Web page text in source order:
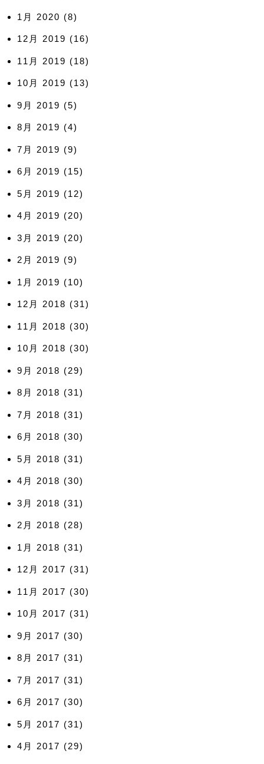
1月 2020 (8)
12月 2019 (16)
11月 2019 (18)
10月 2019 (13)
9月 2019 (5)
8月 2019 (4)
7月 2019 (9)
6月 2019 (15)
5月 2019 (12)
4月 2019 (20)
3月 2019 (20)
2月 2019 (9)
1月 2019 (10)
12月 2018 (31)
11月 2018 (30)
10月 2018 (30)
9月 2018 (29)
8月 2018 (31)
7月 2018 (31)
6月 2018 (30)
5月 2018 (31)
4月 2018 (30)
3月 2018 (31)
2月 2018 (28)
1月 2018 (31)
12月 2017 (31)
11月 2017 (30)
10月 2017 (31)
9月 2017 (30)
8月 2017 (31)
7月 2017 (31)
6月 2017 (30)
5月 2017 (31)
4月 2017 (29)